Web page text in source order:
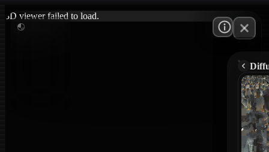
3D viewer failed to load.